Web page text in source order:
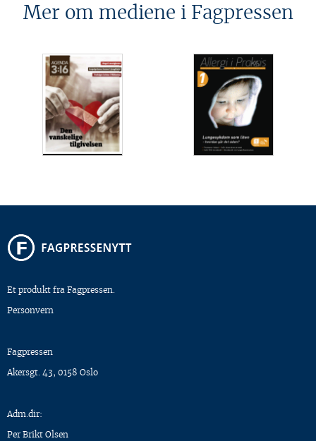
Mer om mediene i Fagpressen
Et produkt fra Fagpressen.
Personvern
Fagpressen
Akersgt. 43, 0158 Oslo
Adm.dir:
Per Brikt Olsen